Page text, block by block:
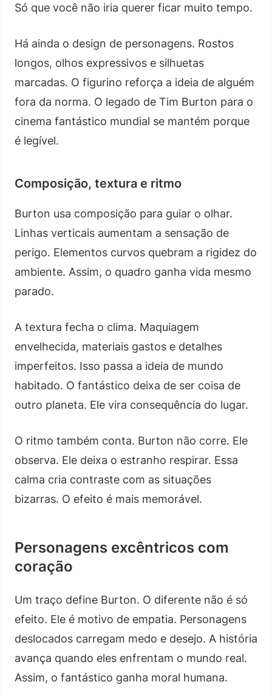
Só que você não iria querer ficar muito tempo.
Há ainda o design de personagens. Rostos
longos, olhos expressivos e silhuetas
marcadas. O figurino reforça a ideia de alguém
fora da norma. O legado de Tim Burton para o
cinema fantástico mundial se mantém porque
é legível.
Composição, textura e ritmo
Burton usa composição para guiar o olhar.
Linhas verticais aumentam a sensação de
perigo. Elementos curvos quebram a rigidez do
ambiente. Assim, o quadro ganha vida mesmo
parado.
A textura fecha o clima. Maquiagem
envelhecida, materiais gastos e detalhes
imperfeitos. Isso passa a ideia de mundo
habitado. O fantástico deixa de ser coisa de
outro planeta. Ele vira consequência do lugar.
O ritmo também conta. Burton não corre. Ele
observa. Ele deixa o estranho respirar. Essa
calma cria contraste com as situações
bizarras. O efeito é mais memorável.
Personagens excêntricos com
coração
Um traço define Burton. O diferente não é só
efeito. Ele é motivo de empatia. Personagens
deslocados carregam medo e desejo. A história
avança quando eles enfrentam o mundo real.
Assim, o fantástico ganha moral humana.